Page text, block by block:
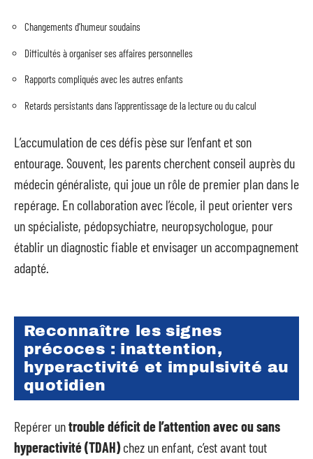
Changements d’humeur soudains
Difficultés à organiser ses affaires personnelles
Rapports compliqués avec les autres enfants
Retards persistants dans l’apprentissage de la lecture ou du calcul
L’accumulation de ces défis pèse sur l’enfant et son
entourage. Souvent, les parents cherchent conseil auprès du
médecin généraliste, qui joue un rôle de premier plan dans le
repérage. En collaboration avec l’école, il peut orienter vers
un spécialiste, pédopsychiatre, neuropsychologue, pour
établir un diagnostic fiable et envisager un accompagnement
adapté.
Reconnaître les signes
précoces : inattention,
hyperactivité et impulsivité au
quotidien
Repérer untrouble déficit de l’attention avec ou sans
hyperactivité (TDAH)chez un enfant, c’est avant tout